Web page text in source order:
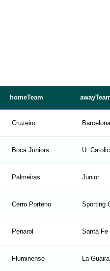
homeTeam
Cruzeiro
Boca Juniors U.
Palmeiras Junior
Cerro Porteno Sporting
Penarol Santa Fe
Fluminense La Guaira